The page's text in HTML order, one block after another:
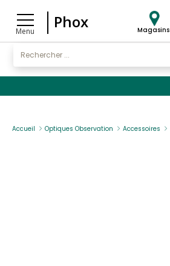
Menu
Phox Magasins
Accueil Optiques Observation Accessoires